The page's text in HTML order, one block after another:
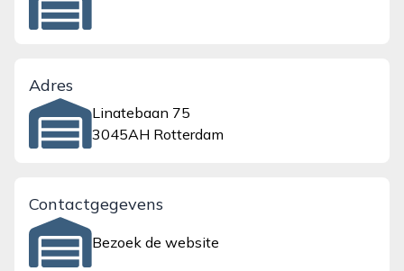
Adres
Linatebaan 75
3045AH Rotterdam
Contactgegevens
Bezoek de website